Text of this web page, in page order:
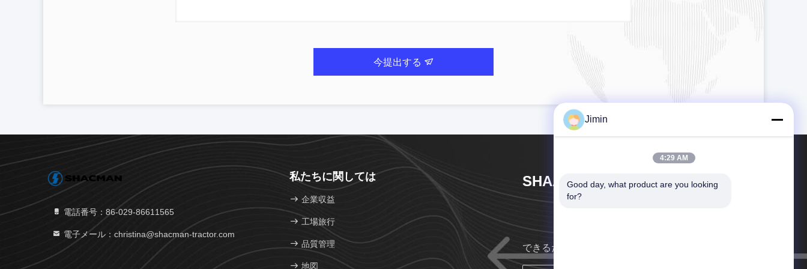
今提出する
電話番号：86-029-86611565
電子メール：christina@shacman-tractor.com
私たちに関しては
企業収益
工場旅行
品質管理
地図
SHAAN XI HAN OCEAN CO . , LTD
できるだけ早く連絡します
Jimin
4:29 AM
Good day, what product are you looking
for?